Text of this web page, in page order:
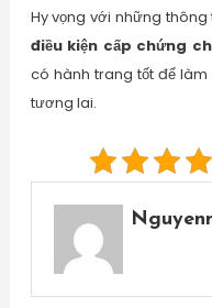
Hy vọng với những
điều kiện cấp chứng
có hành trang tốt để
tương lai.